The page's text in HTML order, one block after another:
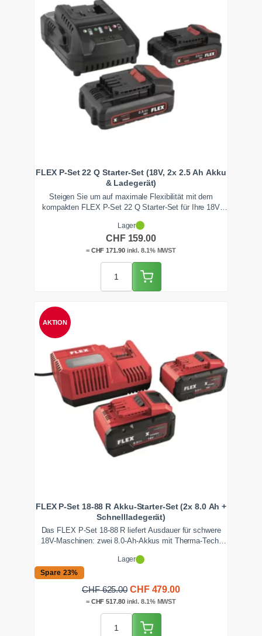
FLEX P-Set 22 Q Starter-Set (18V, 2x 2.5 Ah Akku
& Ladegerät)
Steigen Sie um auf maximale Flexibilität mit dem
kompakten FLEX P-Set 22 Q Starter-Set für Ihre 18V
extrem leichte 2.5 Ah Akkus und das passende
Ladegerät, um Ihre Flex-Geräte perfekt auszubalancieren
und die Handgelenke bei langen Einsätzen zu schonen.
Lager
CHF159.00
= CHF 171.90inkl. 8.1% MWST
AKTION
FLEX P-Set 18-88 R Akku-Starter-Set (2x 8.0 Ah +
Schnellladegerät)
Das FLEX P-Set 18-88 R liefert Ausdauer für schwere
18V-Maschinen: zwei 8.0-Ah-Akkus mit Therma-Tech-
Ladestrom und LCD-Display. Ideal für Trennschleifer und
Poliermaschinen. Ab Lager Zentralschweiz schnell
Lager
Spare 23%
CHF625.00 Ursprünglicher
Preis
war:
CHF 625.00
CHF479.00Aktueller
= CHF 517.80inkl. 8.1% MWST